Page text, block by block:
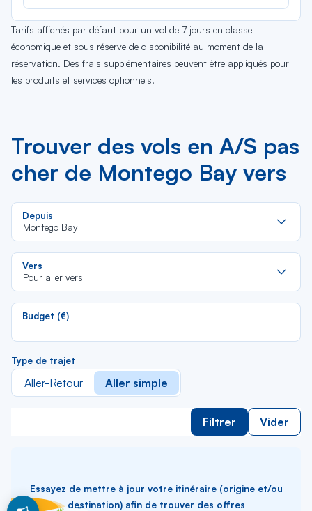
Tarifs affichés par défaut pour un vol de 7 jours en classe
économique et sous réserve de disponibilité au moment de la
réservation. Des frais supplémentaires peuvent être appliqués pour
les produits et services optionnels.
Trouver des vols en A/S pas
cher de Montego Bay vers
Depuis
Montego Bay
Vers
Pour aller vers
Budget (€)
Type de trajet
Aller-Retour Aller simple
Filtrer Vider
Essayez de mettre à jour votre itinéraire (origine et/ou
destination) afin de trouver des offres